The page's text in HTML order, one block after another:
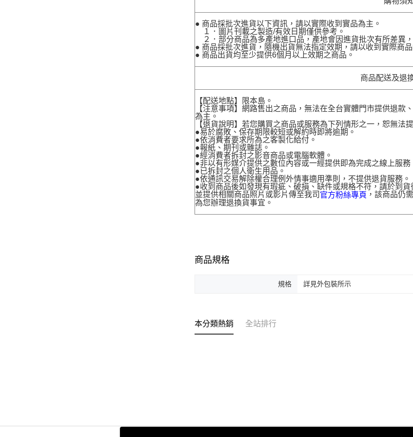
● 商品採批次進貨以下資訊，請以實際收到實品為主。
１．圖片刊載之製造/有效日期僅供參考。
２．部分商品為多產地進口品，產地會因進貨批次有所差異
● 商品採批次進貨，隨機出貨無法指定效期，請以收到實際商品
● 商品出貨均至少提供6個月以上效期之商品。
商品配送及退
【配送地點】限本島。
【注意事項】網路售出之商品，無法在全台實體門市提供退
為主。
【退貨說明】若您購買之商品或服務為下列情形之一，恕無法
●易於腐敗、保存期限較短或解約時即將逾期。
●依消費者要求所為之客製化給付。
●報紙、期刊或雜誌。
●經消費者拆封之影音商品或電腦軟體。
●非以有形媒介提供之數位內容或一經提供即為完成之線上服務
●已拆封之個人衛生用品。
●依通訊交易解除權合理例外情事適用準則，不提供退貨服務。
●收到商品後如發現有瑕疵、破損、缺件或規格不符，請於到
並提供相關商品照片或影片傳至我司 官方粉絲專頁 ，該商品仍
為您辦理退換貨事宜。
商品規格
規格 詳見外包裝所示
本分類熱銷 全站排行